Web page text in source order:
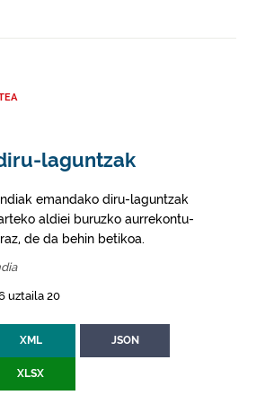
laguntzak
emandako diru-laguntzak
aldiei buruzko aurrekontu-
de da behin betikoa.
uztaila 20
XML JSON
XLSX